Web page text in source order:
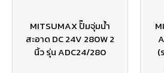
MITSUMAX ปั๊มจุ่มน้ำ
สะอาด DC 24V 280W 2
นิ้ว รุ่น ADC24/280
(